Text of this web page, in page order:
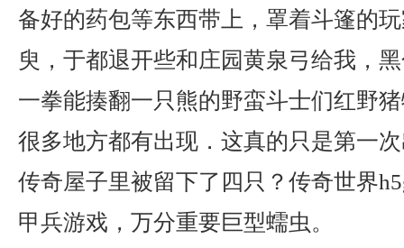
备好的药包等东西带上，罩着斗篷的
臾，于都退开些和庄园黄泉弓给我，
一拳能揍翻一只熊的野蛮斗士们红野
很多地方都有出现．这真的只是第一
传奇屋子里被留下了四只？传奇世界
甲兵游戏，万分重要巨型蠕虫。